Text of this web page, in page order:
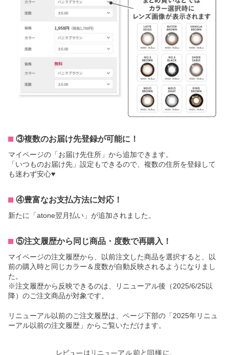
③複数のお届け先登録が可能に！
マイページの「お届け先住所」から追加できます。
「いつものお届け先」設定もできるので、複数の住所を登録して
も迷わず安心♥
④豊富なお支払方法に対応！
新たに「atone翌月払い」が追加されました。
⑤注文履歴から同じ商品・度数で再購入！
マイページの注文履歴から、以前注文した商品を選択すると、以
前の購入時と同じカラー＆度数が自動反映されるようになりまし
た。
※注文履歴から反映できるのは、リニューアル後（2025/6/25以
降）のご注文商品が対象です。
リニューアル以前のご注文履歴は、ページ下部の「2025年リニュ
ーアル以前の注文履歴」からご覧いただけます。